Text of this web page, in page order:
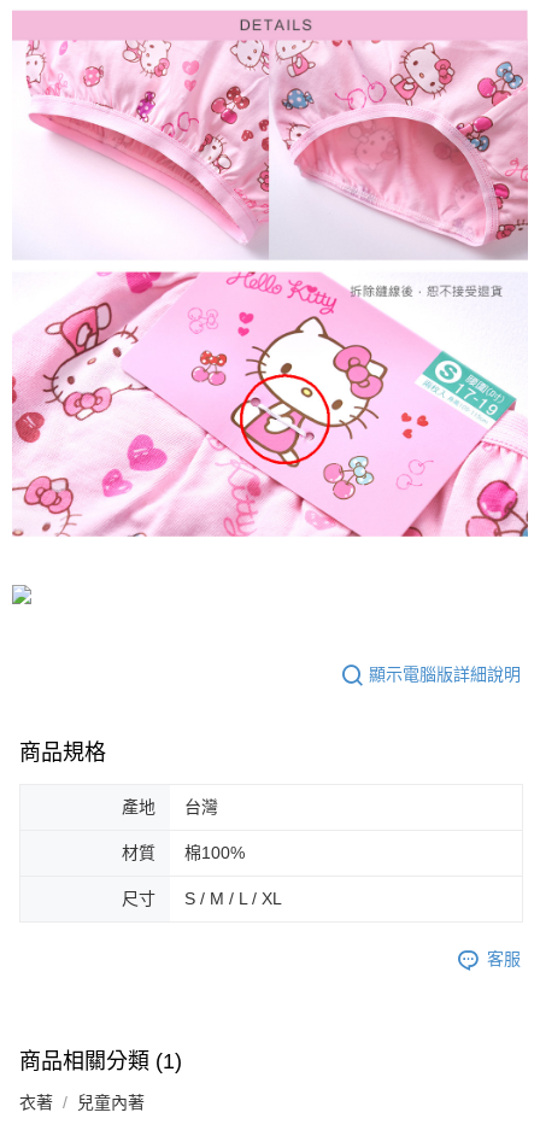
顯示電腦版詳細說明
商品規格
產地 台灣
材質 棉100%
尺寸 S / M / L / XL
客服
商品相關分類 (1)
衣著 兒童內著